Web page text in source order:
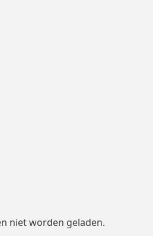
niet worden geladen.